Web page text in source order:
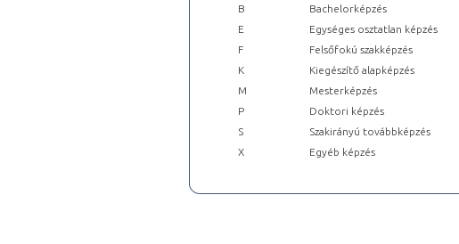
B
Bachelorképzés
E
Egységes osztatlan képzés
F
Felsőfokú szakképzés
K
Kiegészítő alapképzés
M
Mesterképzés
P
Doktori képzés
S
Szakirányú továbbképzés
X
Egyéb képzés